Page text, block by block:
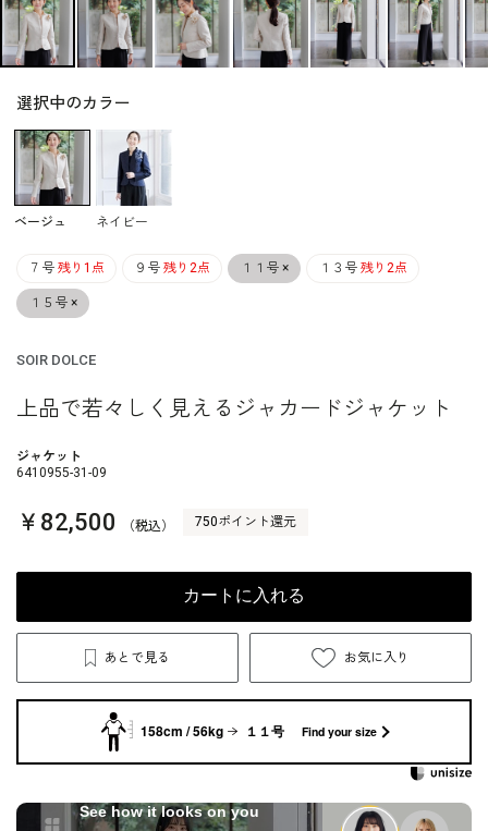
選択中のカラー
ベージュ ネイビー
７号 残り1点 ９号 残り2点 １１号 × １３号 残り2点
１５号 ×
SOIR DOLCE
上品で若々しく見えるジャカードジャケット
ジャケット
6410955-31-09
￥82,500 （税込） 750ポイント還元
カートに入れる
あとで見る お気に入り
158cm / 56kg １１号 Find your size
See how it looks on you